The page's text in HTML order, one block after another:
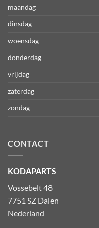
maandag
dinsdag
woensdag
donderdag
vrijdag
zaterdag
zondag
CONTACT
KODAPARTS
Vossebelt 48
7751 SZ Dalen
Nederland